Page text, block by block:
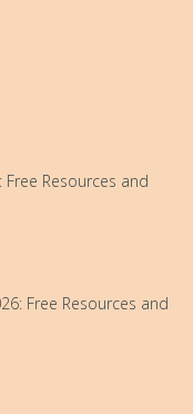
Resources and
Free Resources and